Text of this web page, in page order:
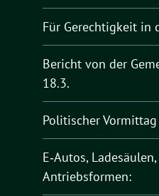
Für Gerechtigkeit in
Bericht von der
18.3.
Politischer
E‑Autos,
Antriebsformen: